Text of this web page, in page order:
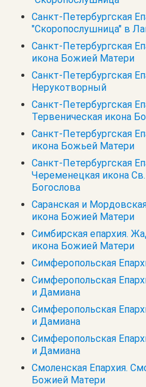
Санкт-Петербургская
"Скоропослушница" в
Санкт-Петербургская
икона Божией Матери
Санкт-Петербургская
Нерукотворный
Санкт-Петербургская
Тервеническая икона
Санкт-Петербургская
икона Божьей Матери
Санкт-Петербургская
Череменецкая икона
Богослова
Саранская и
икона Божией Матери
Симбирская епархия.
икона Божией Матери
Симферопольская
Симферопольская
и Дамиана
Симферопольская
и Дамиана
Симферопольская
и Дамиана
Смоленская Епархия.
Божией Матери